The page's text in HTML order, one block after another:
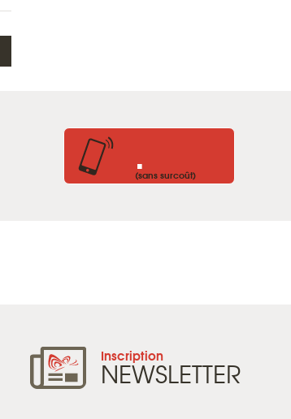
.
(sans surcoût)
Inscription
NEWSLETTER